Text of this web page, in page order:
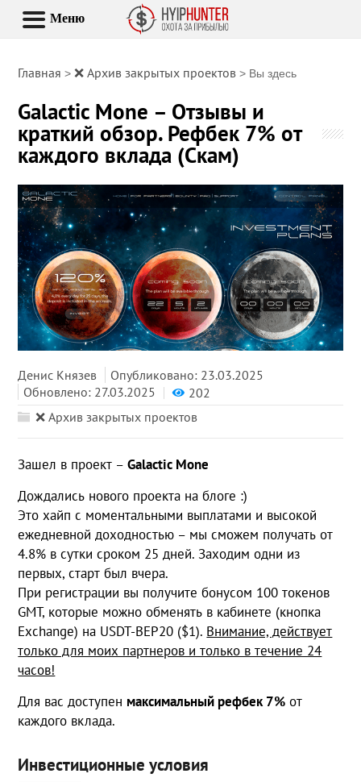
Главная >❌ Архив закрытых проектов > Вы здесь
Galactic Mone – Отзывы и
краткий обзор. Рефбек 7% от
каждого вклада (Скам)
Денис Князев
Опубликовано: 23.03.2025
Обновлено: 27.03.2025
202
❌ Архив закрытых проектов
Зашел в проект –Galactic Mone
Дождались нового проекта на блоге :)
Это хайп с моментальными выплатами и высокой
ежедневной доходностью – мы сможем получать от
4.8% в сутки сроком 25 дней. Заходим одни из
первых, старт был вчера.
При регистрации вы получите бонусом 100 токенов
GMT, которые можно обменять в кабинете (кнопка
Exchange) на USDT-BEP20 ($1). Внимание, действует
только для моих партнеров и только в течение 24
часов!
Для вас доступен максимальный рефбек 7% от
каждого вклада.
Инвестиционные условия
Меню